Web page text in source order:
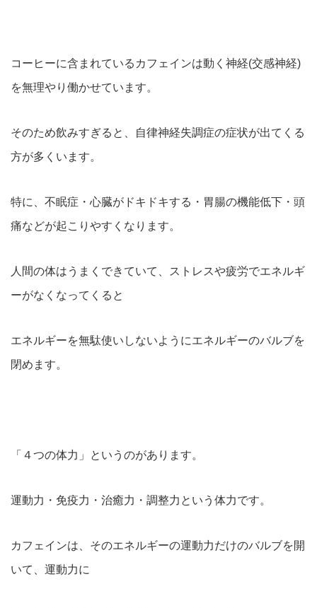
コーヒーに含まれているカフェインは動く神経(交感神経)
を無理やり働かせています。
そのため飲みすぎると、自律神経失調症の症状が出てくる
方が多くいます。
特に、不眠症・心臓がドキドキする・胃腸の機能低下・頭
痛などが起こりやすくなります。
人間の体はうまくできていて、ストレスや疲労でエネルギ
ーがなくなってくると
エネルギーを無駄使いしないようにエネルギーのバルブを
閉めます。
「４つの体力」というのがあります。
運動力・免疫力・治癒力・調整力という体力です。
カフェインは、そのエネルギーの運動力だけのバルブを開
いて、運動力に